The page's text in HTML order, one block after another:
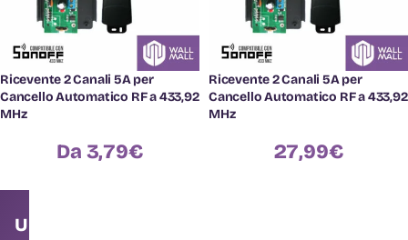
Ricevente 2 Canali 5A per
Cancello Automatico RF a 433,92
MHz
Da 3,79€
Ricevente 2 Canali 5A per
Cancello Automatico RF a 433,92
MHz
27,99€
Unisciti alla community